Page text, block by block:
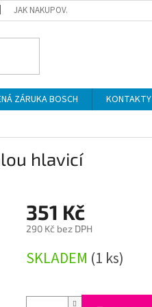
JAK NAKUPOVAT
ZÁRUKA BOSCH KONTAKTY
hlavicí
351 Kč
290 Kč bez DPH
cena:
SKLADEM (1 ks)